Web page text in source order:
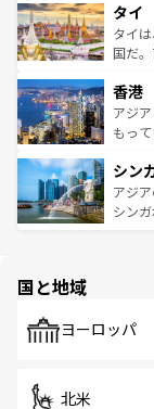
リテ
覧を
急速
ーチ
醸し
とつ
ひ現
が旅
参照し
タイ
タイ
国だ
の活
帯で
いビ
激す
が待
た文
香港
アジ
もっ
み、
てお
うな
シン
アジ
シン
で、
国と地域
ヨーロッパ
北米